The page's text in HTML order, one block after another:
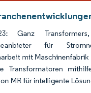
Ganz
für
mit Maschinenfabrik
Transformatoren
MR für intelligente